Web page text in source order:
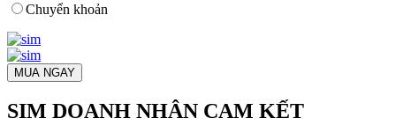
Chuyển khoản
MUA NGAY
SIM DOANH NHÂN CAM KẾT